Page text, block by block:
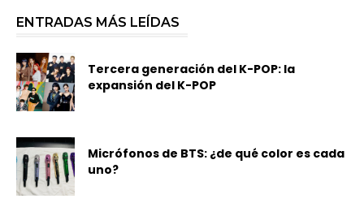
ENTRADAS MÁS LEÍDAS
Tercera generación del K-POP: la
expansión del K-POP
Micrófonos de BTS: ¿de qué color es cada
uno?